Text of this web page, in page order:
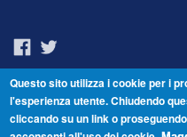
Il
Reg.
© Fondazione Venezia 2000 -
Questo sito utilizza i cookie per i
l'esperienza utente. Chiudendo
cliccando su un link o